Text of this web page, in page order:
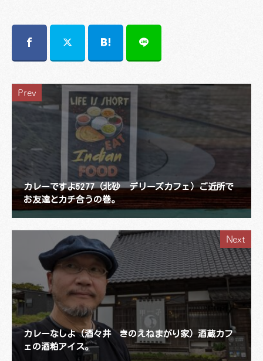
Prev
カレーですよ5277（北砂 デリーズカフェ）ご近所で
お友達とカチ合うの巻。
Next
カレーなしよ（酒々井 きのえねまがり家）酒蔵カフ
ェの酒粕アイス。